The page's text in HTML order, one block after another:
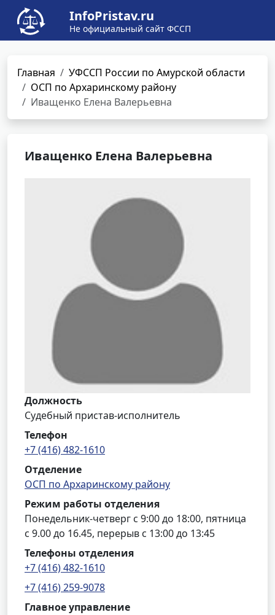
InfoPristav.ru
Не официальный сайт ФССП
Главная
УФССП России по Амурской области
ОСП по Архаринскому району
Иващенко Елена Валерьевна
Иващенко Елена Валерьевна
Должность
Судебный пристав-исполнитель
Телефон
+7 (416) 482-1610
Отделение
ОСП по Архаринскому району
Режим работы отделения
Понедельник-четверг с 9:00 до 18:00, пятница
с 9.00 до 16.45, перерыв с 13:00 до 13:45
Телефоны отделения
+7 (416) 482-1610
+7 (416) 259-9078
Главное управление